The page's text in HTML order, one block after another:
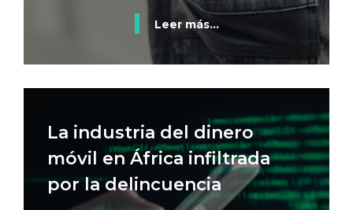
Leer más...
La industria del dinero
móvil en África infiltrada
por la delincuencia